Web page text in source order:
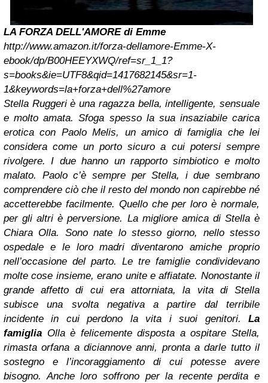
LA FORZA DELL'AMORE di Emme
http://www.amazon.it/forza-dellamore-Emme-X-
ebook/dp/B00HEEYXWQ/ref=sr_1_1?
s=books&ie=UTF8&qid=1417682145&sr=1-
1&keywords=la+forza+dell%27amore
Stella Ruggeri è una ragazza bella, intelligente, sensuale
e molto amata. Sfoga spesso la sua insaziabile carica
erotica con Paolo Melis, un amico di famiglia che lei
considera come un porto sicuro a cui potersi sempre
rivolgere. I due hanno un rapporto simbiotico e molto
malato. Paolo c’è sempre per Stella, i due sembrano
comprendere ciò che il resto del mondo non capirebbe né
accetterebbe facilmente. Quello che per loro è normale,
per gli altri è perversione. La migliore amica di Stella è
Chiara Olla. Sono nate lo stesso giorno, nello stesso
ospedale e le loro madri diventarono amiche proprio
nell’occasione del parto. Le tre famiglie condividevano
molte cose insieme, erano unite e affiatate. Nonostante il
grande affetto di cui era attorniata, la vita di Stella
subisce una svolta negativa a partire dal terribile
incidente in cui perdono la vita i suoi genitori. La
famiglia Olla è felicemente disposta a ospitare Stella,
rimasta orfana a diciannove anni, pronta a darle tutto il
sostegno e l’incoraggiamento di cui potesse avere
bisogno. Anche loro soffrono per la recente perdita e